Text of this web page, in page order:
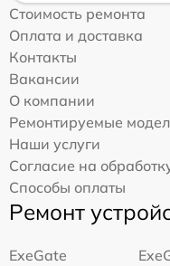
Стоимость ремонта
Оплата и доставка
Контакты
Вакансии
О компании
Ремонтируемые
Наши услуги
Согласие на
Способы оплаты
Ремонт
ExeGate